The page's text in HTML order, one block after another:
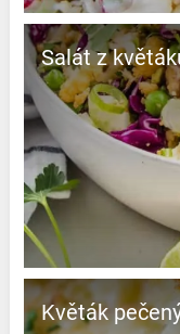
Salát z
Květák